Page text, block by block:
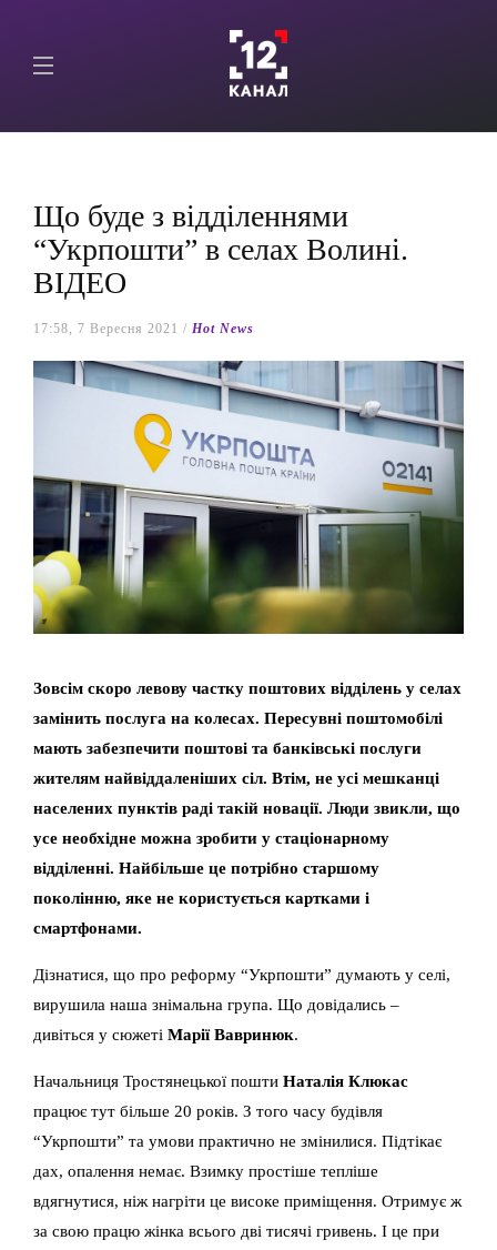
Що буде з відділеннями
“Укрпошти” в селах Волині.
ВІДЕО
17:58, 7 Вересня 2021 / Hot News
Зовсім скоро левову частку поштових відділень у селах
замінить послуга на колесах. Пересувні поштомобілі
мають забезпечити поштові та банківські послуги
жителям найвіддаленіших сіл. Втім, не усі мешканці
населених пунктів раді такій новації. Люди звикли, що
усе необхідне можна зробити у стаціонарному
відділенні. Найбільше це потрібно старшому
поколінню, яке не користується картками і
смартфонами.
Дізнатися, що про реформу “Укрпошти” думають у селі,
вирушила наша знімальна група. Що довідались –
дивіться у сюжеті Марії Вавринюк.
Начальниця Тростянецької пошти Наталія Клюкас
працює тут більше 20 років. З того часу будівля
“Укрпошти” та умови практично не змінилися. Підтікає
дах, опалення немає. Взимку простіше тепліше
вдягнутися, ніж нагріти це високе приміщення. Отримує ж
за свою працю жінка всього дві тисячі гривень. І це при